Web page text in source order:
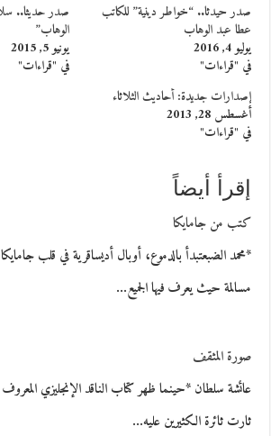
صدر حيدثا.. “خواطر دينية” للكاتب
عطا عبد الوهاب
يوليو 4, 2016
في "قراءات"
صدر حديثا..
الوهاب”
يونيو 5, 2015
في "قراءات"
إصدارات جديدة: أحاديث الثلاثاء
أغسطس 28, 2013
في "قراءات"
إقرأ أيضاً
كتب من جامايكا
*محمد الضبعتبدأ بالدموع، أوبال أديساقرية في قلب
مسالمة حيث يعرف فيها الجميع…
صورة المثقف
عائشة سلطان *حينما ظهر كتاب الناقد الإنجليزي
ثارت ثائرة الكثيرين عليه…